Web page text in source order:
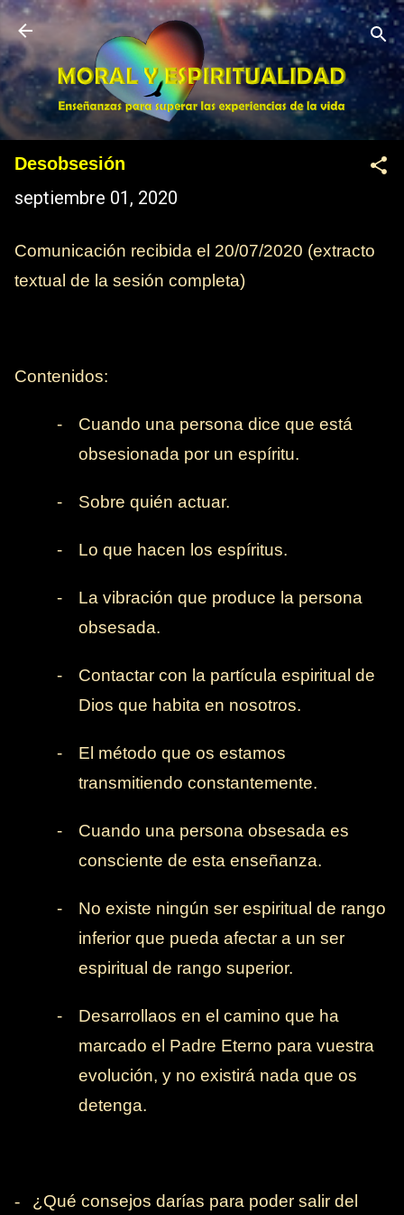
Ir al contenido principal
Desobsesión
septiembre 01, 2020
Comunicación recibida el 20/07/2020 (extracto
textual de la sesión completa)
Contenidos:
-
Cuando una persona dice que está
obsesionada por un espíritu.
- Sobre quién actuar.
- Lo que hacen los espíritus.
-
La vibración que produce la persona
obsesada.
-
Contactar con la partícula espiritual de
Dios que habita en nosotros.
-
El método que os estamos
transmitiendo constantemente.
-
Cuando una persona obsesada es
consciente de esta enseñanza.
-
No existe ningún ser espiritual de rango
inferior que pueda afectar a un ser
espiritual de rango superior.
-
Desarrollaos en el camino que ha
marcado el Padre Eterno para vuestra
evolución, y no existirá nada que os
detenga.
-
¿Qué consejos darías para poder salir del